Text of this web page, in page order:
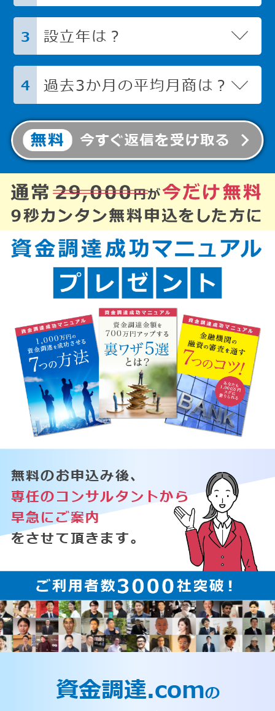
3 設立年は？
4 過去3か月の平均月商は？
無料のお申込み後、
専任のコンサルタントから
早急にご案内
をさせて頂きます。
資金調達.comの